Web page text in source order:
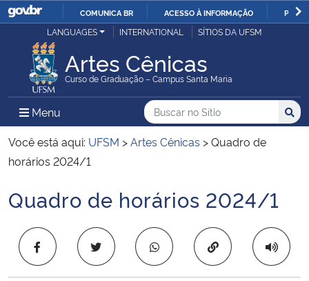
IR
O
COMUNICA BR ACESSO À INFORMAÇÃO
Ministério da Justiça e Segurança Pública
Ministério da Defesa
Ministério das Relações Exteriores
Ministério da Infraestrutura
Ministério da Agricultura, Pecuária e Abastecimento
LANGUAGES INTERNATIONAL SÍTIOS DA UFSM
Artes Cênicas
Curso de Graduação – Campus Santa Maria
Menu Menu Principal do Sítio
Busca
Buscar no no Sítio
Busca:
Você está aqui: UFSM >Artes Cênicas >Quadro de
horários 2024/1
Início do conteúdo
Quadro de horários 2024/1
Copiar para área